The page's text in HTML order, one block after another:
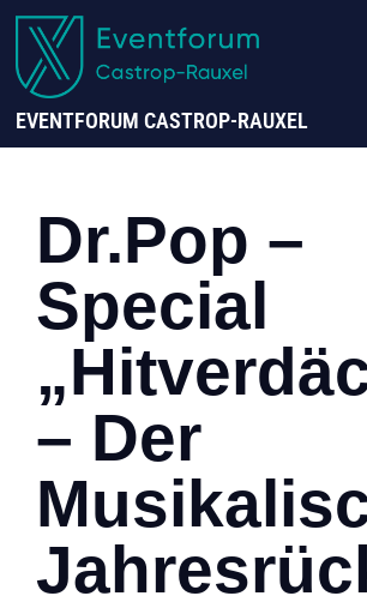
EVENTFORUM CASTROP-RAUXEL
Dr.Pop –
Special
– Der